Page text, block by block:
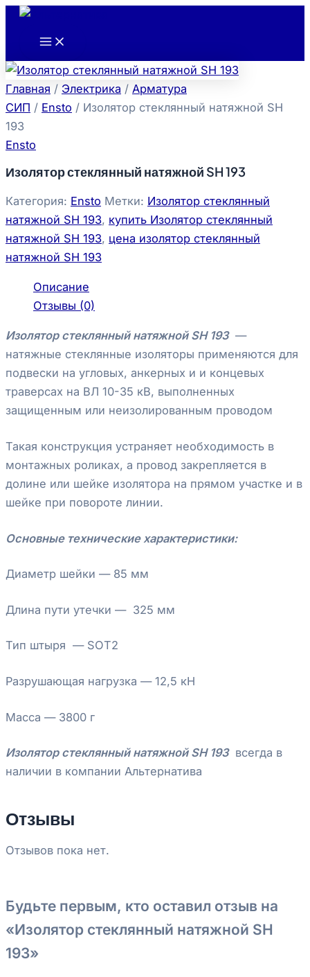
Перейти
содержимому
Main
Главная / Электрика / Арматура
СИП / Ensto / Изолятор стеклянный натяжной SH
193
Ensto
Изолятор стеклянный натяжной SH 193
Категория: Ensto Метки: Изолятор стеклянный
натяжной SH 193, купить Изолятор стеклянный
натяжной SH 193, цена изолятор стеклянный
натяжной SH 193
Описание
Отзывы (0)
Изолятор стеклянный натяжной SH 193—
натяжные стеклянные изоляторы применяются для
подвески на угловых, анкерных и и концевых
траверсах на ВЛ 10-35 кВ, выполненных
защищенным или неизолированным проводом
Такая конструкция устраняет необходимость в
монтажных роликах, а провод закрепляется в
долине или шейке изолятора на прямом участке и в
шейке при повороте линии.
Основные технические характеристики:
Диаметр шейки — 85 мм
Длина пути утечки — 325 мм
Тип штыря — SOT2
Разрушающая нагрузка — 12,5 кН
Масса — 3800 г
Изолятор стеклянный натяжной SH 193всегда в
наличии в компании Альтернатива
Отзывы
Отзывов пока нет.
Будьте первым, кто оставил отзыв на
«Изолятор стеклянный натяжной SH
193»